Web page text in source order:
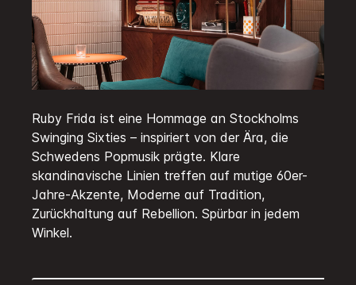
Ruby Frida ist eine Hommage an Stockholms
Swinging Sixties – inspiriert von der Ära, die
Schwedens Popmusik prägte. Klare
skandinavische Linien treffen auf mutige 60er-
Jahre-Akzente, Moderne auf Tradition,
Zurückhaltung auf Rebellion. Spürbar in jedem
Winkel.